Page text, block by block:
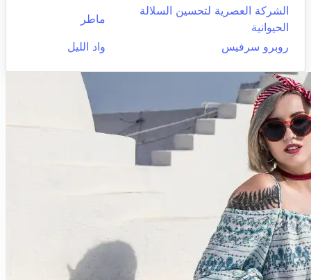
الشركة العصرية لتحسين السلالة
الحيوانية
ماطر
روبرو سرفيس واد الليل